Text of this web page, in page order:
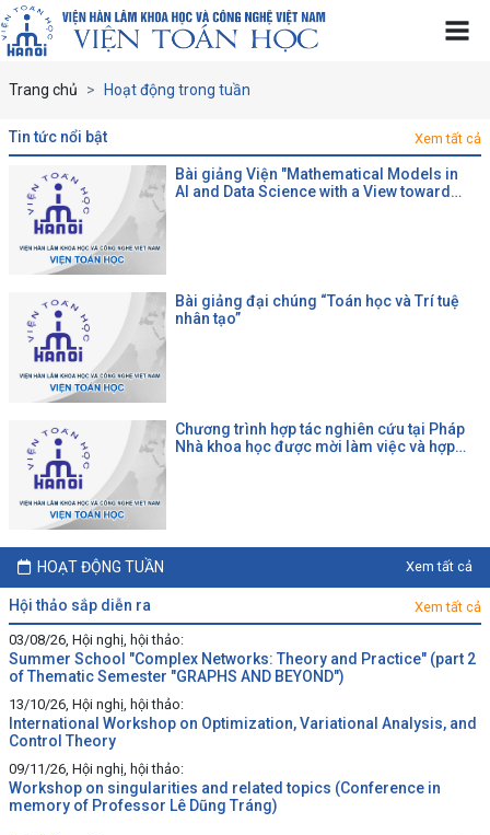
Trang chủ Hoạt động trong tuần
tin tức nổi bật Xem tất cả
Bài giảng Viện "Mathematical Models in
AI and Data Science with a View toward
Bài giảng đại chúng “Toán học và Trí tuệ
nhân tạo”
Chương trình hợp tác nghiên cứu tại Pháp
Nhà khoa học được mời làm việc và hợp
HOẠT ĐỘNG TUẦN Xem tất cả
hội thảo sắp diễn ra
Xem tất cả
03/08/26, Hội nghị, hội thảo:
Summer School "Complex Networks: Theory and Practice" (part 2
of Thematic Semester "GRAPHS AND BEYOND")
13/10/26, Hội nghị, hội thảo:
International Workshop on Optimization, Variational Analysis, and
Control Theory
09/11/26, Hội nghị, hội thảo:
Workshop on singularities and related topics (Conference in
memory of Professor Lê Dũng Tráng)